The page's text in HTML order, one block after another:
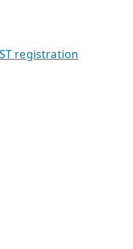
registration